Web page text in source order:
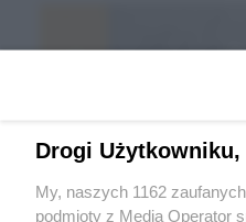
Drogi Użytkowniku,
My, naszych 1162
podmioty z Media Operator